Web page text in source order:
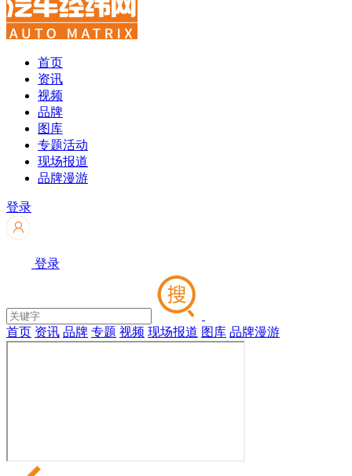
首页
资讯
视频
品牌
图库
专题活动
现场报道
品牌漫游
登录
登录
首页 资讯 品牌 专题 视频 现场报道 图库 品牌漫游